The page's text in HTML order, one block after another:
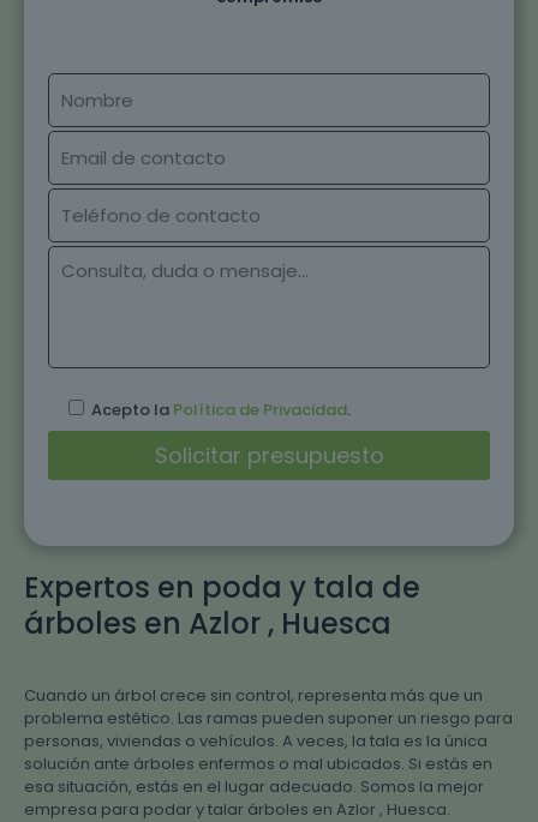
Expertos en poda y tala de
árboles en Azlor , Huesca
Cuando un árbol crece sin control, representa más que un
problema estético. Las ramas pueden suponer un riesgo para
personas, viviendas o vehículos. A veces, la tala es la única
solución ante árboles enfermos o mal ubicados. Si estás en
esa situación, estás en el lugar adecuado. Somos la mejor
empresa para podar y talar árboles en Azlor , Huesca.
Acepto la Política de Privacidad.